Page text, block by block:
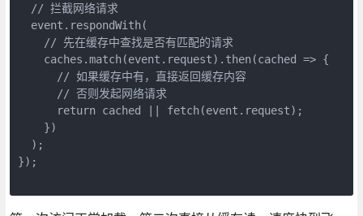
// 拦截网络请求
event.respondWith(
// 先在缓存中查找是否有匹配的请求
caches.match(event.request).then(cached => {
// 如果缓存中有，直接返回缓存内容
// 否则发起网络请求
return cached || fetch(event.request);
})
);
});